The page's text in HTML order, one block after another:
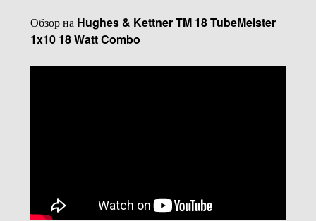
Обзор на Hughes & Kettner TM 18 TubeMeister
1x10 18 Watt Combo